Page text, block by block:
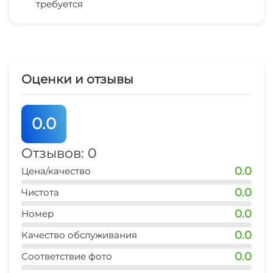
аквапарк
5-7 мин
5-7 мин
аптека
Беседка
требуется
Оценки и отзывы
0.0
Отзывов: 0
Цена/качество 0.0
Чистота 0.0
Номер 0.0
Качество обслуживания 0.0
Соответствие фото 0.0